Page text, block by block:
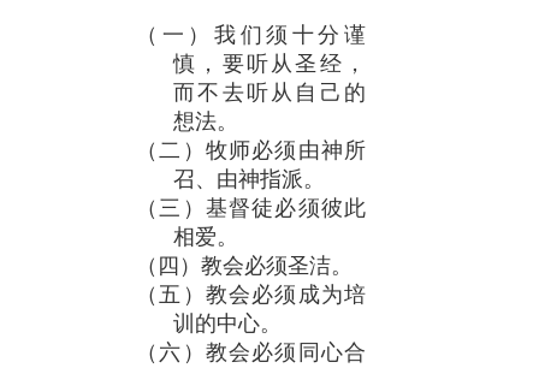
（一）我们须十分谨
慎，要听从圣经，
而不去听从自己的
想法。
（二）牧师必须由神所
召、由神指派。
（三）基督徒必须彼此
相爱。
（四）教会必须圣洁。
（五）教会必须成为培
训的中心。
（六）教会必须同心合